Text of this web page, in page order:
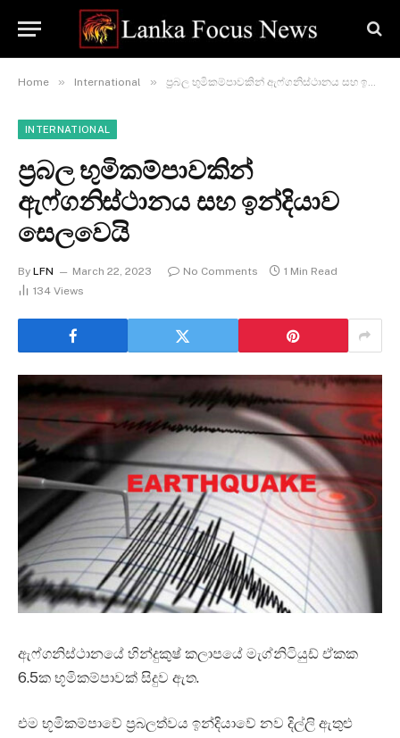
Home » International » ප්‍රබල භුමිකම්පාවකින් ඇෆ්ගනිස්ථානය සහ ඉන්දියාව සෙලවෙයි
INTERNATIONAL
ප්‍රබල භුමිකම්පාවකින්
ඇෆ්ගනිස්ථානය සහ ඉන්දියාව
සෙලවෙයි
By LFN March 22, 2023 No Comments
1 Min Read
134 Views
ඇෆ්ගනිස්ථානයේ හින්දුකුෂ් කලාපයේ මැග්නිටියුඩ් ඒකක
6.5ක භූමිකම්පාවක් සිදුව ඇත.
එම භූමිකම්පාවේ ප්‍රබලත්වය ඉන්දියාවේ නව දිල්ලි ඇතුළු